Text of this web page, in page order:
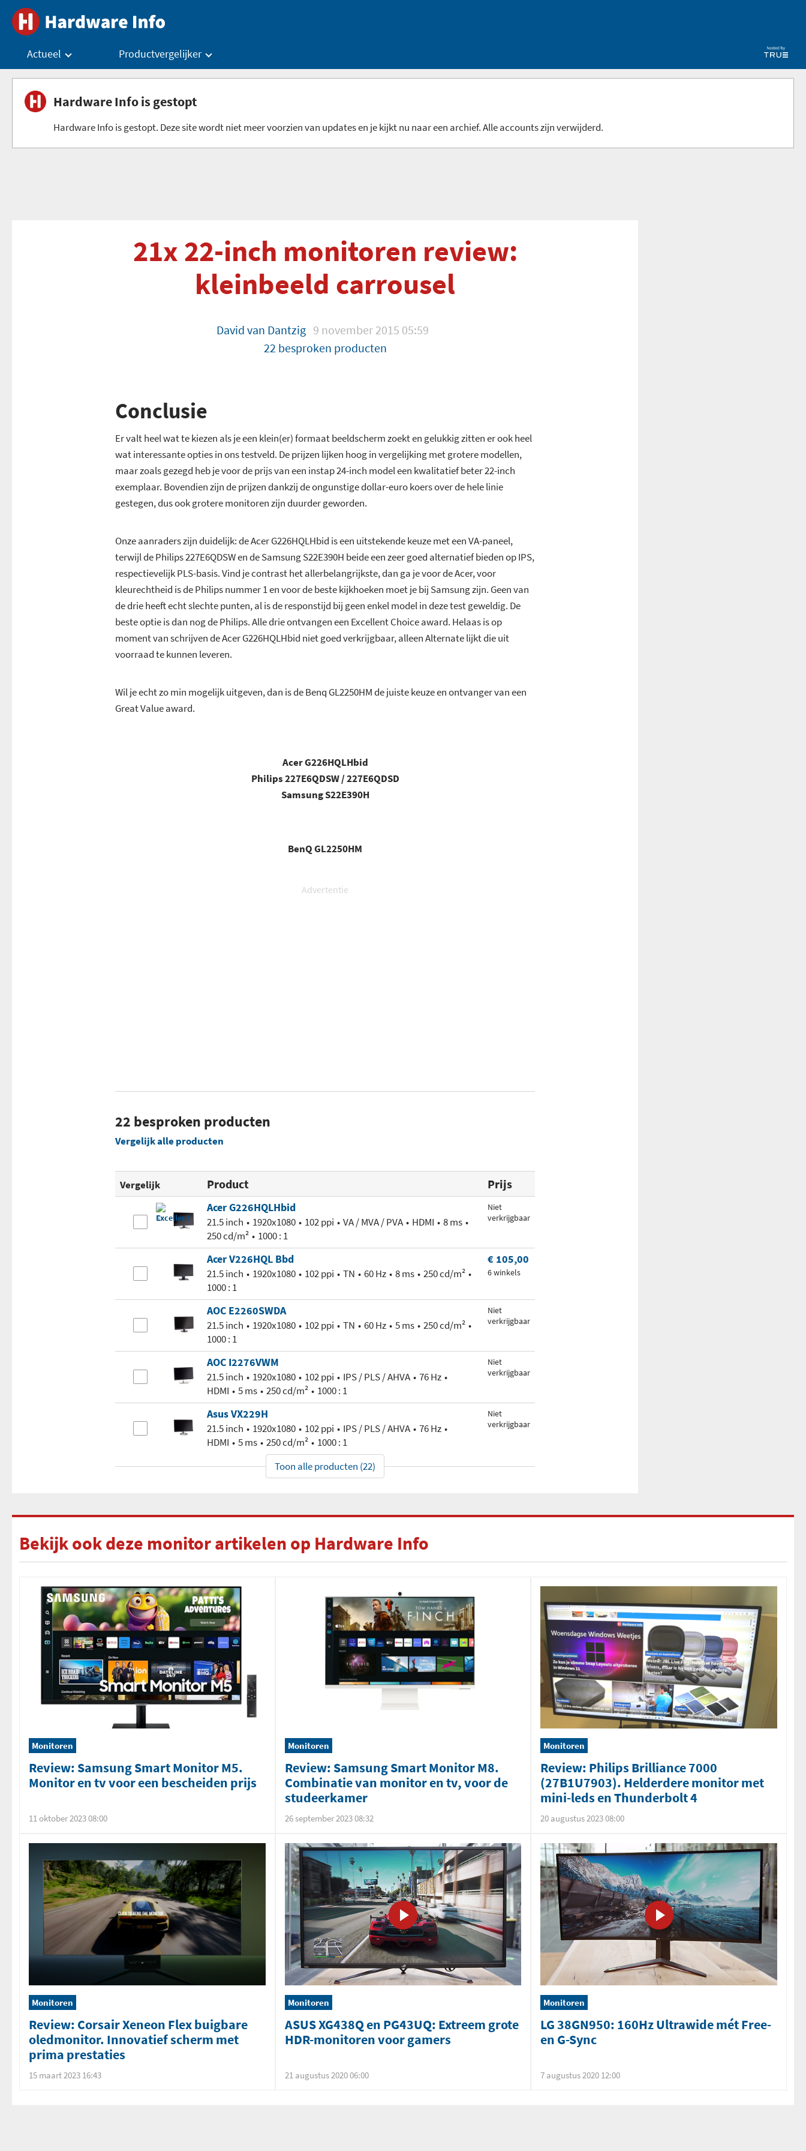
Actueel Productvergelijker
Hardware Info is gestopt
Hardware Info is gestopt. Deze site wordt niet meer voorzien van updates en je kijkt nu naar een archief. Alle accounts zijn verwijderd.
21x 22-inch monitoren review:
kleinbeeld carrousel
David van Dantzig 9 november 2015 05:59
22 besproken producten
Conclusie
Er valt heel wat te kiezen als je een klein(er) formaat beeldscherm zoekt en gelukkig zitten er ook heel
wat interessante opties in ons testveld. De prijzen lijken hoog in vergelijking met grotere modellen,
maar zoals gezegd heb je voor de prijs van een instap 24-inch model een kwalitatief beter 22-inch
exemplaar. Bovendien zijn de prijzen dankzij de ongunstige dollar-euro koers over de hele linie
gestegen, dus ook grotere monitoren zijn duurder geworden.
Onze aanraders zijn duidelijk: de Acer G226HQLHbid is een uitstekende keuze met een VA-paneel,
terwijl de Philips 227E6QDSW en de Samsung S22E390H beide een zeer goed alternatief bieden op IPS,
respectievelijk PLS-basis. Vind je contrast het allerbelangrijkste, dan ga je voor de Acer, voor
kleurechtheid is de Philips nummer 1 en voor de beste kijkhoeken moet je bij Samsung zijn. Geen van
de drie heeft echt slechte punten, al is de responstijd bij geen enkel model in deze test geweldig. De
beste optie is dan nog de Philips. Alle drie ontvangen een Excellent Choice award. Helaas is op
moment van schrijven de Acer G226HQLHbid niet goed verkrijgbaar, alleen Alternate lijkt die uit
voorraad te kunnen leveren.
Wil je echt zo min mogelijk uitgeven, dan is de Benq GL2250HM de juiste keuze en ontvanger van een
Great Value award.
Acer G226HQLHbid
Philips 227E6QDSW / 227E6QDSD
Samsung S22E390H
BenQ GL2250HM
Advertentie
22 besproken producten
Vergelijk alle producten
Vergelijk Product Prijs
Acer G226HQLHbid
21.5 inch 1920x1080 102 ppi VA / MVA / PVA HDMI
8 ms
250 cd/m²
1000 : 1
Niet
verkrijgbaar
Acer V226HQL Bbd
21.5 inch 1920x1080 102 ppi TN 60 Hz 8 ms
250 cd/m²
1000 : 1
€ 105,00
6 winkels
AOC E2260SWDA
21.5 inch 1920x1080 102 ppi TN 60 Hz 5 ms
250 cd/m²
1000 : 1
Niet
verkrijgbaar
AOC I2276VWM
21.5 inch 1920x1080 102 ppi IPS / PLS / AHVA
76 Hz
HDMI
5 ms 250 cd/m² 1000 : 1
Niet
verkrijgbaar
Asus VX229H
21.5 inch 1920x1080 102 ppi IPS / PLS / AHVA
76 Hz
HDMI
5 ms 250 cd/m² 1000 : 1
Niet
verkrijgbaar
Toon alle producten (22)
Bekijk ook deze monitor artikelen op Hardware Info
Monitoren
Review: Samsung Smart Monitor M5.
Monitor en tv voor een bescheiden prijs
11 oktober 2023 08:00
Monitoren
Review: Samsung Smart Monitor M8.
Combinatie van monitor en tv, voor de
studeerkamer
26 september 2023 08:32
Monitoren
Review: Philips Brilliance 7000
(27B1U7903). Helderdere monitor met
mini-leds en Thunderbolt 4
20 augustus 2023 08:00
Monitoren
Review: Corsair Xeneon Flex buigbare
oledmonitor. Innovatief scherm met
prima prestaties
15 maart 2023 16:43
Monitoren
ASUS XG438Q en PG43UQ: Extreem grote
HDR-monitoren voor gamers
21 augustus 2020 06:00
Monitoren
LG 38GN950: 160Hz Ultrawide mét Free-
en G-Sync
7 augustus 2020 12:00